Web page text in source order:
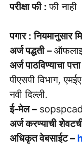
परीक्षा फी :फी नाही
पगार : नियमानुसार
अर्ज पद्धती –
अर्ज पाठविण्याचा
पीएसपी विभाग,
नवी दिल्ली.
ई-मेल –
अर्ज करण्याची
अधिकृत वेबसाईट –